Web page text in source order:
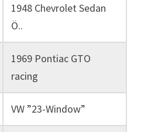
1948 Chevrolet Sedan
Ö..
1969 Pontiac GTO
racing
VW ”23-Window”